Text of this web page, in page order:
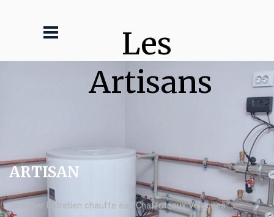
Les
Artisans
ARTISAN
plombier Entretien chauffe eau Chaffoteaux Valognes